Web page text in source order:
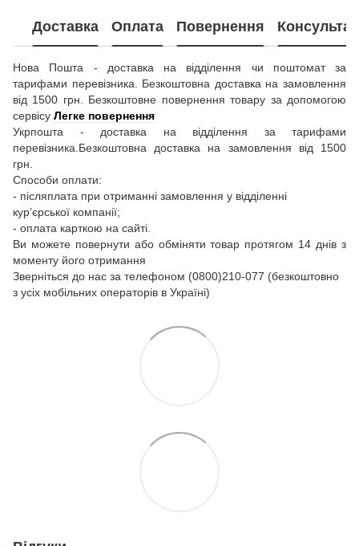
Доставка Оплата Повернення
Нова Пошта - доставка на відділення чи поштомат за
тарифами перевізника. Безкоштовна доставка на замовлення
від 1500 грн. Безкоштовне повернення товару за допомогою
сервісу Легке повернення
Укрпошта - доставка на відділення за тарифами
перевізника.Безкоштовна доставка на замовлення від 1500
грн.
Способи оплати:
- післяплата при отриманні замовлення у відділенні
кур’єрської компанії;
- оплата карткою на сайті.
Ви можете повернути або обміняти товар протягом 14 днів з
моменту його отримання
Зверніться до нас за телефоном (0800)210-077 (безкоштовно
з усіх мобільних операторів в Україні)